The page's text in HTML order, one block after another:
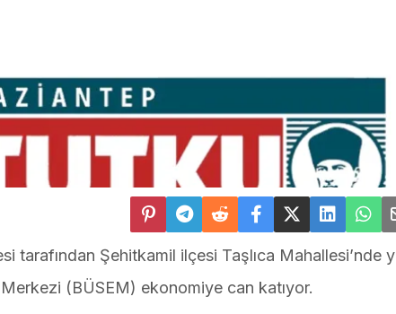
tarafından Şehitkamil ilçesi Taşlıca Mahallesi’nde
(BÜSEM) ekonomiye can katıyor.